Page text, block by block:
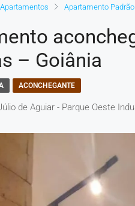
Apartamentos Apartamento Padrão
– Goiânia
ACONCHEGANTE
de Aguiar - Parque Oeste